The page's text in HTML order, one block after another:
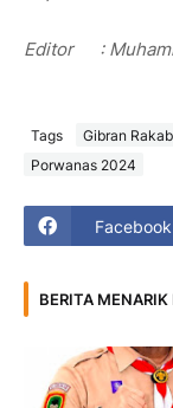
Editor :
Tags Gibran
Porwanas 2024
Facebook
BERITA